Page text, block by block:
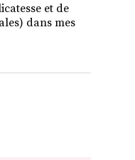
et de
dans mes